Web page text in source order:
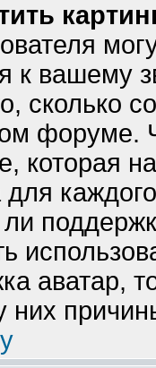
к вашему
сколько
форуме.
которая
аватар,
них